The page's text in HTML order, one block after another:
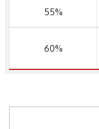
55%
60%